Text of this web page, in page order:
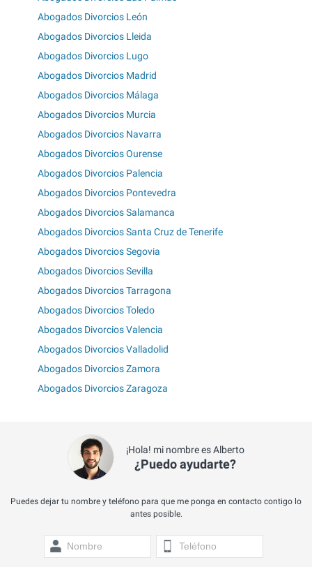
Abogados Divorcios León
Abogados Divorcios Lleida
Abogados Divorcios Lugo
Abogados Divorcios Madrid
Abogados Divorcios Málaga
Abogados Divorcios Murcia
Abogados Divorcios Navarra
Abogados Divorcios Ourense
Abogados Divorcios Palencia
Abogados Divorcios Pontevedra
Abogados Divorcios Salamanca
Abogados Divorcios Santa Cruz de Tenerife
Abogados Divorcios Segovia
Abogados Divorcios Sevilla
Abogados Divorcios Tarragona
Abogados Divorcios Toledo
Abogados Divorcios Valencia
Abogados Divorcios Valladolid
Abogados Divorcios Zamora
Abogados Divorcios Zaragoza
¡Hola! mi nombre es Alberto
¿Puedo ayudarte?
Puedes dejar tu nombre y teléfono para que me ponga en contacto contigo lo
antes posible.